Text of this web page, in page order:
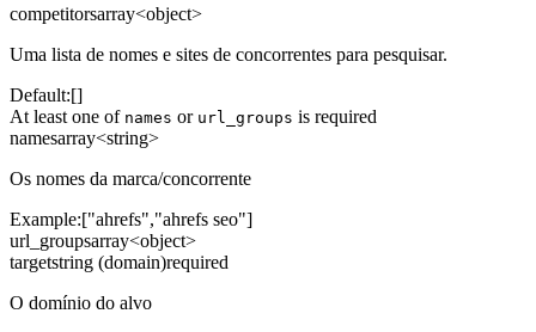
competitorsarray<object>
Uma lista de nomes e sites de concorrentes para pesquisar.
Default:[]
At least one of names or url_groups is required
namesarray<string>
Os nomes da marca/concorrente
Example:["ahrefs","ahrefs seo"]
url_groupsarray<object>
targetstring (domain)required
O domínio do alvo